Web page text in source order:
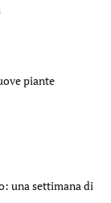
piante
una settimana di